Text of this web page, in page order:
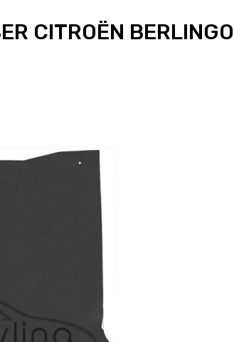
CITROËN BERLINGO